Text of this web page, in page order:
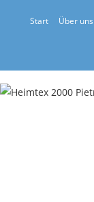
Start Über uns